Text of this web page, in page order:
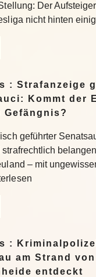
Der
nicht hinten
: Strafanzeige
Kommt der
Gefängnis?
geführter
– mit
:
am Strand von
entdeckt